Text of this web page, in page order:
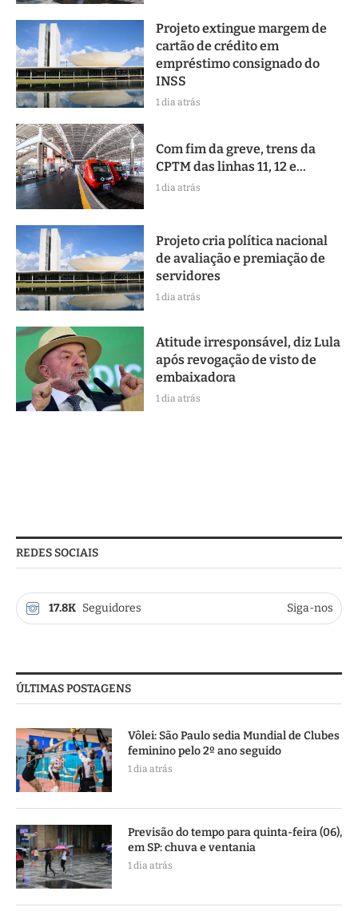
Projeto extingue margem de
cartão de crédito em
empréstimo consignado do
INSS
1 dia atrás
Com fim da greve, trens da
CPTM das linhas 11, 12 e...
1 dia atrás
Projeto cria política nacional
de avaliação e premiação de
servidores
1 dia atrás
Atitude irresponsável, diz Lula
após revogação de visto de
embaixadora
1 dia atrás
REDES SOCIAIS
17.8K Seguidores Siga-nos
ÚLTIMAS POSTAGENS
Vôlei: São Paulo sedia Mundial de Clubes
feminino pelo 2º ano seguido
1 dia atrás
Previsão do tempo para quinta-feira (06),
em SP: chuva e ventania
1 dia atrás